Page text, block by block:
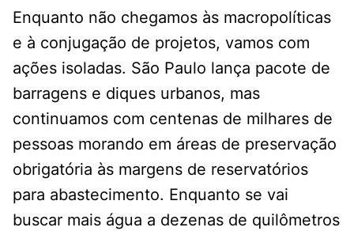
Enquanto não chegamos às macropolíticas
e à conjugação de projetos, vamos com
ações isoladas. São Paulo lança pacote de
barragens e diques urbanos, mas
continuamos com centenas de milhares de
pessoas morando em áreas de preservação
obrigatória às margens de reservatórios
para abastecimento. Enquanto se vai
buscar mais água a dezenas de quilômetros